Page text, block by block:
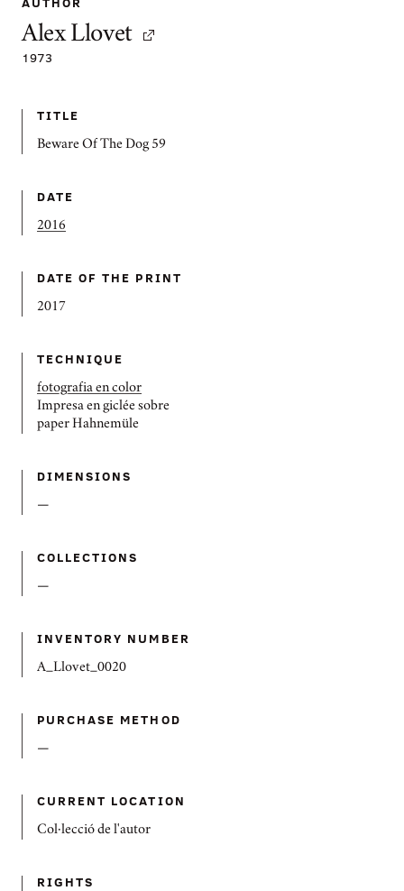
Alex Llovet
1973
TITLE
Beware Of The Dog 59
DATE
2016
DATE OF THE PRINT
2017
TECHNIQUE
fotografia en color
Impresa en giclée sobre
paper Hahnemüle
DIMENSIONS
—
COLLECTIONS
—
INVENTORY NUMBER
A_Llovet_0020
PURCHASE METHOD
—
CURRENT LOCATION
Col·lecció de l'autor
RIGHTS